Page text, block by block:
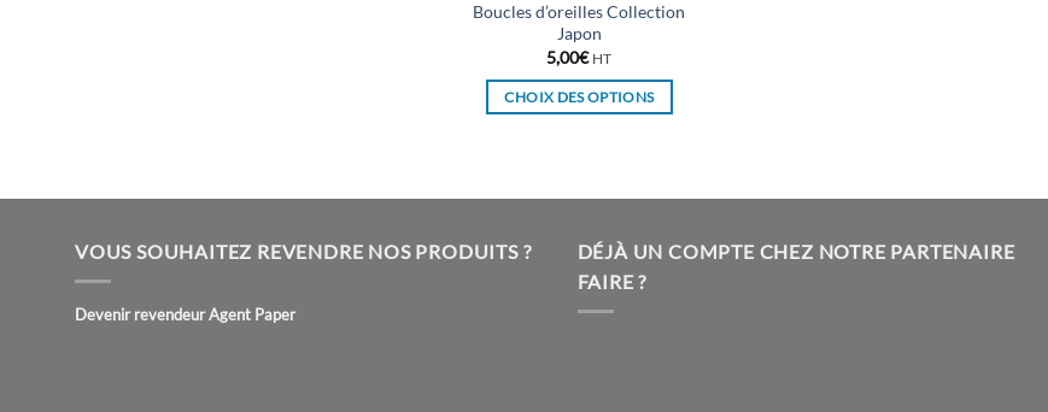
Boucles d’oreilles Collection
Japon
5,00€ HT
CHOIX DES OPTIONS
variations.
Les
options
VOUS SOUHAITEZ REVENDRE NOS PRODUITS ?
Devenir revendeur Agent Paper
DÉJÀ UN COMPTE CHEZ NOTRE PARTENAIRE
FAIRE ?